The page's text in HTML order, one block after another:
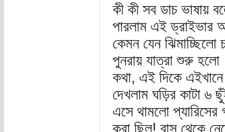
কী কী সব ডাচ ভাষায়
পারলাম এই ড্রাইভার
কেমন যেন
পুনরায় যাত্রা শুরু
কথা, এই দিকে
দেখলাম ঘড়ির কাটা
এসে থামলো
করা ছিল! বাস থেকে